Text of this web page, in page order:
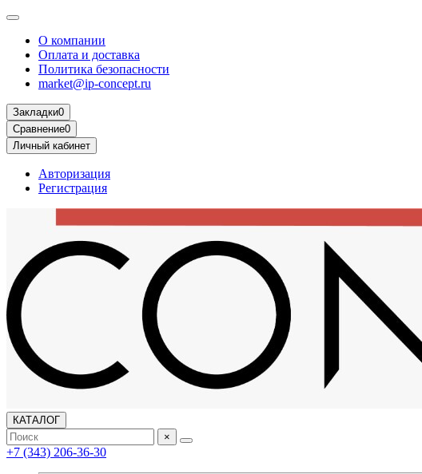
О компании
Оплата и доставка
Политика безопасности
market@ip-concept.ru
Закладки0
Сравнение0
Личный кабинет
Авторизация
Регистрация
КАТАЛОГ
×
+7 (343) 206-36-30